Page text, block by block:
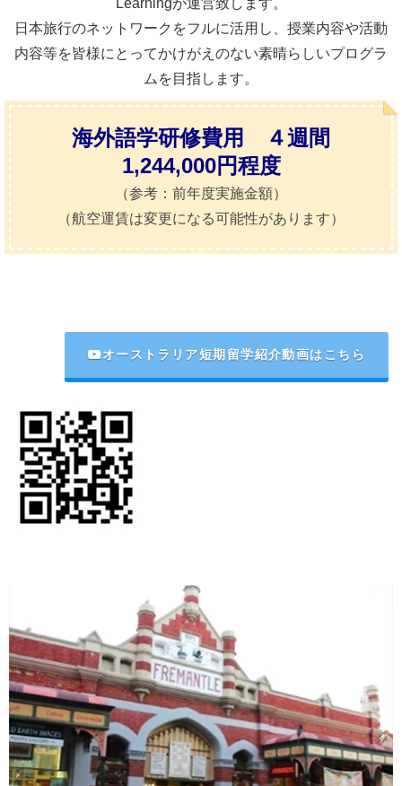
Learningが運営致します。
日本旅行のネットワークをフルに活用し、授業内容や活動
内容等を皆様にとってかけがえのない素晴らしいプログラ
ムを目指します。
海外語学研修費用 ４週間
1,244,000円程度
（参考：前年度実施金額）
（航空運賃は変更になる可能性があります）
オーストラリア短期留学紹介動画はこちら